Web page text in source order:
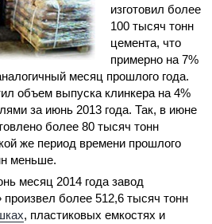
изготовил более
100 тысяч тонн
цемента, что
примерно на 7%
месяц прошлого года.
объем выпуска клинкера на 4%
за июнь 2013 года. Так, в июне
более 80 тысяч тонн
же период времени прошлого
меньше.
месяц 2014 года завод
более 512,6 тысяч тонн
, пластиковых емкостях и